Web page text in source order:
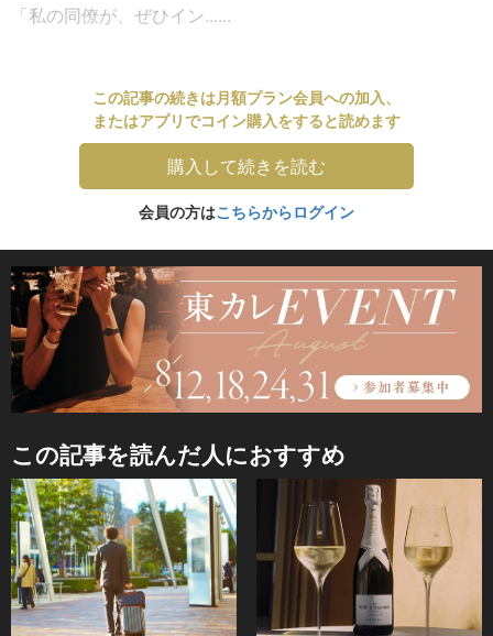
「私の同僚が、ぜひイン......
この記事の続きは月額プラン会員への加入、
またはアプリでコイン購入をすると読めます
購入して続きを読む
会員の方はこちらからログイン
この記事を読んだ人におすすめ